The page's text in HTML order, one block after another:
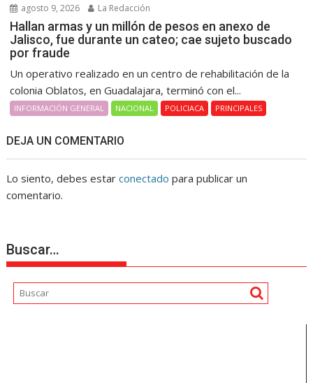
agosto 9, 2026 La Redacción
Hallan armas y un millón de pesos en anexo de
Jalisco, fue durante un cateo; cae sujeto buscado
por fraude
Un operativo realizado en un centro de rehabilitación de la
colonia Oblatos, en Guadalajara, terminó con el...
INFORMACIÓN GENERAL NACIONAL POLICIACA PRINCIPALES
DEJA UN COMENTARIO
Lo siento, debes estarconectado para publicar un
comentario.
Buscar…